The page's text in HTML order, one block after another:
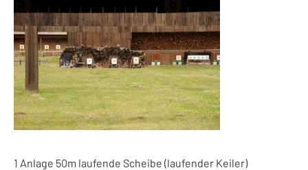
1 Anlage 50m laufende Scheibe (laufender Keiler)